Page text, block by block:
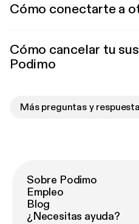
Cómo conectarte a
Cómo cancelar tu
Podimo
Más preguntas y
Sobre Podimo
Empleo
Blog
¿Necesitas ayuda?